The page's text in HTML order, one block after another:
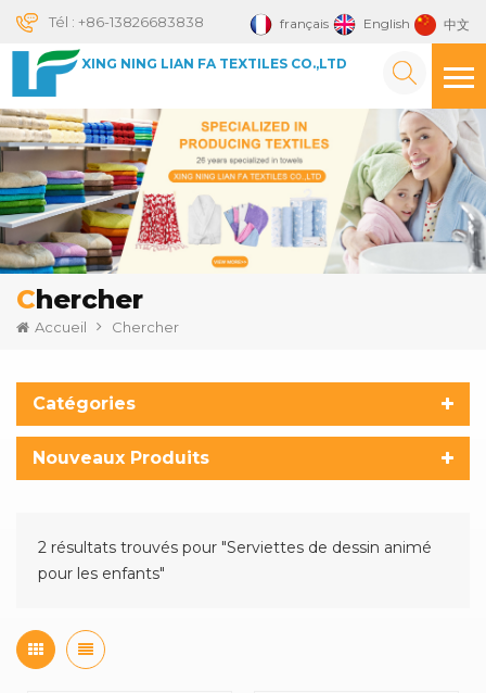
français English 中文
Tél : +86-13826683838
XING NING LIAN FA TEXTILES CO.,LTD
Chercher
Accueil Chercher
Catégories
Nouveaux Produits
2 résultats trouvés pour "Serviettes de dessin animé
pour les enfants"